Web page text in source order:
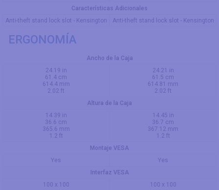
Características Adicionales
Anti-theft stand lock slot - Kensington
Anti-theft stand lock slot - Kensington
ERGONOMÍA
Ancho de la Caja
24.19 in
61.4 cm
614.4 mm
2.02 ft
24.21 in
61.5 cm
614.81 mm
2.02 ft
Altura de la Caja
14.39 in
36.6 cm
365.6 mm
1.2 ft
14.45 in
36.7 cm
367.12 mm
1.2 ft
Montaje VESA
Yes
Yes
Interfaz VESA
100 x 100
100 x 100